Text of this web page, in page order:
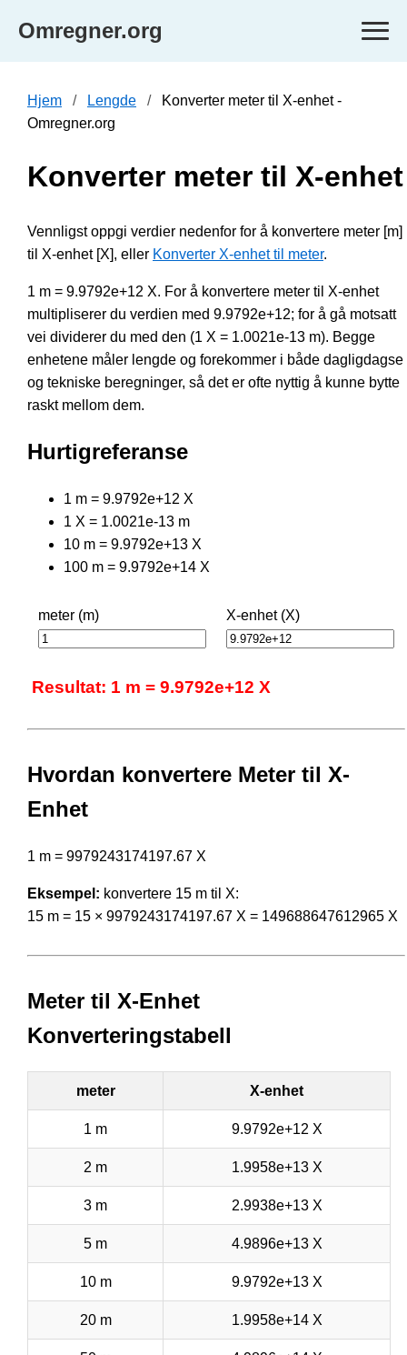
Omregner.org
Hjem Lengde
Konverter meter til X-enhet -
Omregner.org
Konverter meter til X-enhet
Vennligst oppgi verdier nedenfor for å konvertere meter [m]
til X-enhet [X], eller Konverter X-enhet til meter.
1 m = 9.9792e+12 X. For å konvertere meter til X-enhet
multipliserer du verdien med 9.9792e+12; for å gå motsatt
vei dividerer du med den (1 X = 1.0021e-13 m). Begge
enhetene måler lengde og forekommer i både dagligdagse
og tekniske beregninger, så det er ofte nyttig å kunne bytte
raskt mellom dem.
Hurtigreferanse
1 m = 9.9792e+12 X
1 X = 1.0021e-13 m
10 m = 9.9792e+13 X
100 m = 9.9792e+14 X
meter (m) X-enhet (X)
Resultat: 1 m = 9.9792e+12 X
Hvordan konvertere Meter til X-
Enhet
1 m = 9979243174197.67 X
Eksempel: konvertere 15 m til X:
15 m = 15 × 9979243174197.67 X = 149688647612965 X
Meter til X-Enhet
Konverteringstabell
meter X-enhet
1 m 9.9792e+12 X
2 m 1.9958e+13 X
3 m 2.9938e+13 X
5 m 4.9896e+13 X
10 m 9.9792e+13 X
20 m 1.9958e+14 X